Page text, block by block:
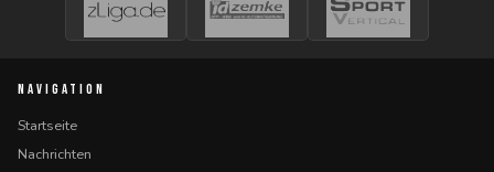
NAVIGATION
Startseite
Nachrichten